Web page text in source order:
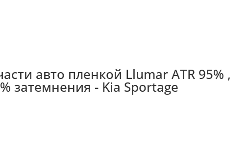
авто пленкой Llumar ATR 95% ,
затемнения - Kia Sportage